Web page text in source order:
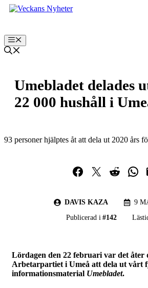
Hoppa
Meny
Umebladet delades
22 000 hushåll i
93 personer hjälptes åt att dela ut 2020 års
Dela på Facebook
Dela på TwitterDela på Reddit
Dela i
DAVIS KAZA
9
Publicerad i #142
Lördagen den 22 februari var det åter
Arbetarpartiet i Umeå att dela ut vårt
informationsmaterial Umebladet.